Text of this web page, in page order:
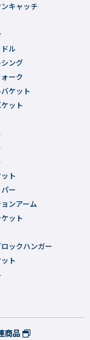
キャッチ
ル
ング
ーク
ケット
ット
ト
ー
ンアーム
ット
ックハンガー
ト
商品